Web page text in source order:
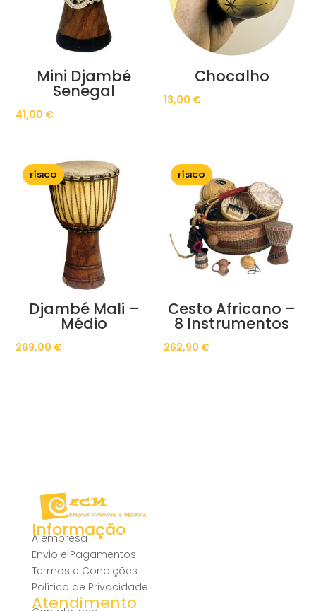
Mini Djambé
Senegal
41,00 €
Chocalho
13,00 €
FÍSICO
Djambé Mali –
Médio
269,00 €
FÍSICO
Cesto Africano –
8 Instrumentos
262,90 €
Informação
A empresa
Envio e Pagamentos
Termos e Condições
Política de Privacidade
Atendimento